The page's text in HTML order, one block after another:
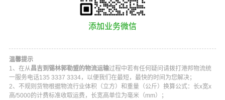
添加业务微信
温馨提示
1、在从昌吉到锡林郭勒盟的物流运输过程中若有任何疑问请拨打港邦物流统
一服务电话135 3337 3334，以便我们在最短，最快的时间为您解决；
2、不规则货物根据物流行业体积（立方）和重量（公斤）换算公式：长x宽x
高/5000的计费标准收取运费，长宽高单位为毫米（mm）；